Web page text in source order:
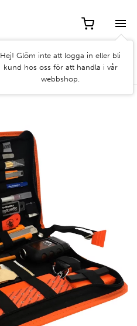
Hej! Glöm inte att logga in eller bli
kund hos oss för att handla i vår
webbshop.